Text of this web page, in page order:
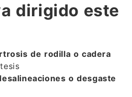
dirigido este
de rodilla o cadera
o desgaste